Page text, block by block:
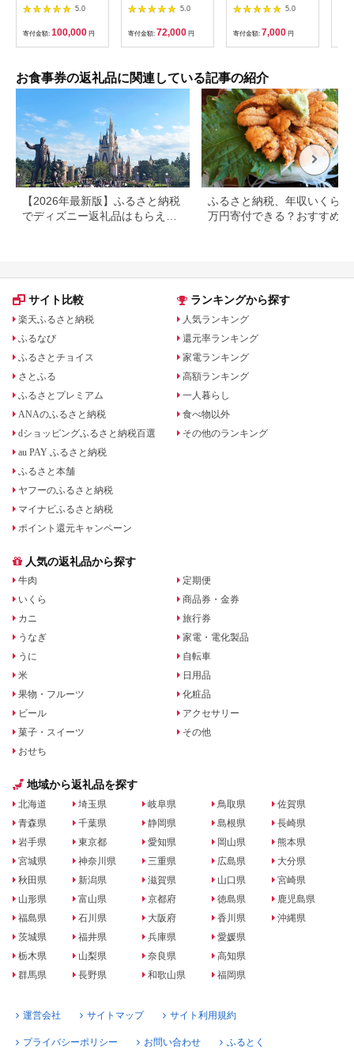
5.0
寄付金額: 100,000 円
名様分【1131614】
5.0
寄付金額: 72,000 円
5.0
寄付金額: 7,000 円
お食事券の返礼品に関連している記事の紹介
【2026年最新版】ふるさと納税
でディズニー返礼品はもらえ
ふるさと納税、年収いくらで
万円寄付できる？おすすめ返
サイト比較
楽天ふるさと納税
ふるなび
ふるさとチョイス
さとふる
ふるさとプレミアム
ANAのふるさと納税
dショッピングふるさと納税百選
au PAY ふるさと納税
ふるさと本舗
ヤフーのふるさと納税
マイナビふるさと納税
ポイント還元キャンペーン
ランキングから探す
人気ランキング
還元率ランキング
家電ランキング
高額ランキング
一人暮らし
食べ物以外
その他のランキング
人気の返礼品から探す
牛肉
いくら
カニ
うなぎ
うに
米
果物・フルーツ
ビール
菓子・スイーツ
おせち
定期便
商品券・金券
旅行券
家電・電化製品
自転車
日用品
化粧品
アクセサリー
その他
地域から返礼品を探す
北海道
青森県
岩手県
宮城県
秋田県
山形県
福島県
茨城県
栃木県
群馬県
埼玉県
千葉県
東京都
神奈川県
新潟県
富山県
石川県
福井県
山梨県
長野県
岐阜県
静岡県
愛知県
三重県
滋賀県
京都府
大阪府
兵庫県
奈良県
和歌山県
鳥取県
島根県
岡山県
広島県
山口県
徳島県
香川県
愛媛県
高知県
福岡県
佐賀県
長崎県
熊本県
大分県
宮崎県
鹿児島県
沖縄県
運営会社 サイトマップ サイト利用規約
プライバシーポリシー お問い合わせ ふるとく